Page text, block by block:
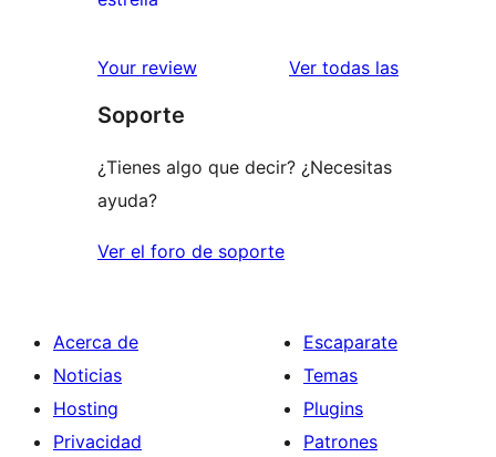
estrellas
de
estrellas
Your review Ver todas las
Soporte
¿Tienes algo que decir? ¿Necesitas
ayuda?
Ver el foro de soporte
Acerca de
Noticias
Hosting
Privacidad
Escaparate
Temas
Plugins
Patrones